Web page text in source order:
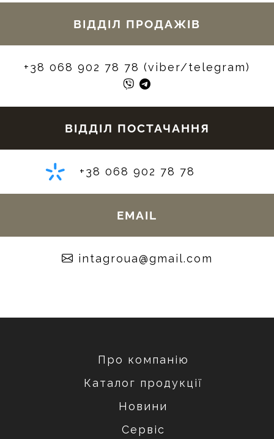
ВІДДІЛ ПРОДАЖІВ
+38 068 902 78 78 (viber/telegram)
ВІДДІЛ ПОСТАЧАННЯ
+38 068 902 78 78
EMAIL
moc.liamg@auorgatni
Про компанію
Каталог продукції
Новини
Сервіс